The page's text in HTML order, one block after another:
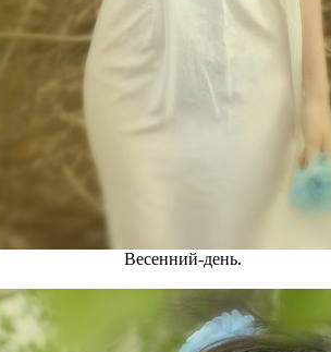
Весенний-день.